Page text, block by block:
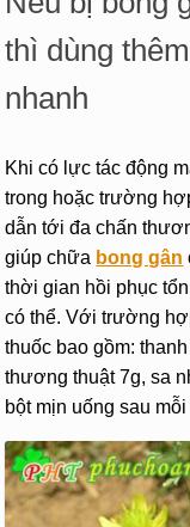
thì dùng
nhanh
Khi có lực tác động
trong hoặc trường
dẫn tới đa chấn
giúp chữa bong gân
thời gian hồi phục
có thể. Với trường
thuốc bao gồm:
thương thuật 7g, sa
bột mịn uống sau